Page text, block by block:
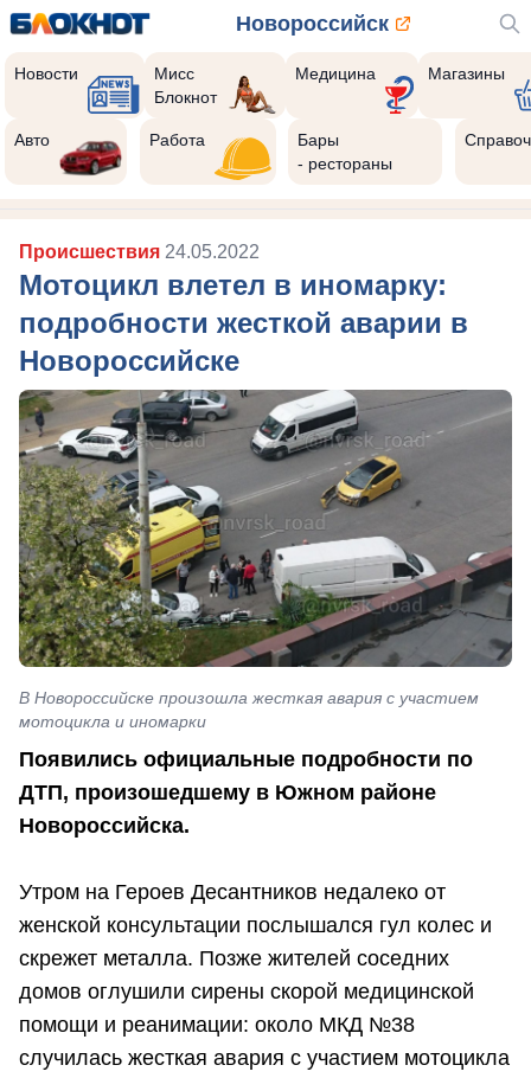
Новороссийск
Новости
Мисс
Блокнот
Медицина Магазины
Авто Работа
Бары
- рестораны
Происшествия 24.05.2022
Мотоцикл влетел в иномарку:
подробности жесткой аварии в
Новороссийске
В Новороссийске произошла жесткая авария с участием
мотоцикла и иномарки
Появились официальные подробности по
ДТП, произошедшему в Южном районе
Новороссийска.
Утром на Героев Десантников недалеко от
женской консультации послышался гул колес и
скрежет металла. Позже жителей соседних
домов оглушили сирены скорой медицинской
помощи и реанимации: около МКД №38
случилась жесткая авария с участием мотоцикла